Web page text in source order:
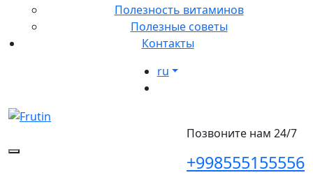
Полезность витаминов
Полезные советы
Контакты
ru
Позвоните нам 24/7
+998555155556